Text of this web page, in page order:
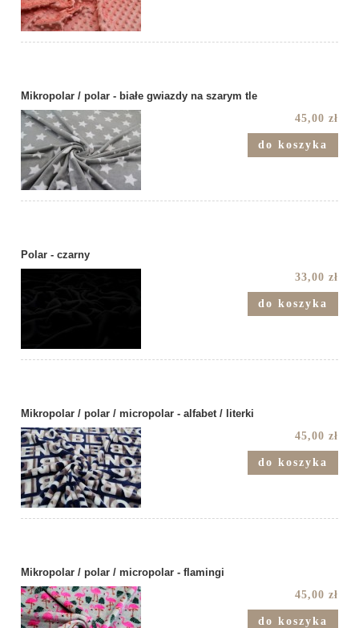
Mikropolar / polar - białe gwiazdy na szarym tle
45,00 zł
do koszyka
Polar - czarny
33,00 zł
do koszyka
Mikropolar / polar / micropolar - alfabet / literki
45,00 zł
do koszyka
Mikropolar / polar / micropolar - flamingi
45,00 zł
do koszyka